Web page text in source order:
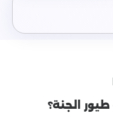
الجنة؟